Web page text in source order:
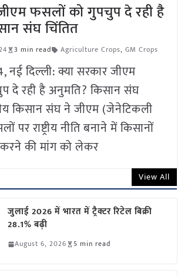
फसलों को गुपचुप दे रही है
संघ चिंतित
3 min read Agriculture Crops, GM Crops
नई दिल्ली: क्या सरकार जीएम
दे रही है अनुमति? किसान संघ
किसान संघ ने जीएम (जेनेटिकली
पर राष्ट्रीय नीति बनाने में किसानों
की मांग को लेकर
View All
जुलाई 2026 में भारत में ट्रैक्टर रिटेल बिक्री
28.1% बढ़ी
August 6, 2026 5 min read